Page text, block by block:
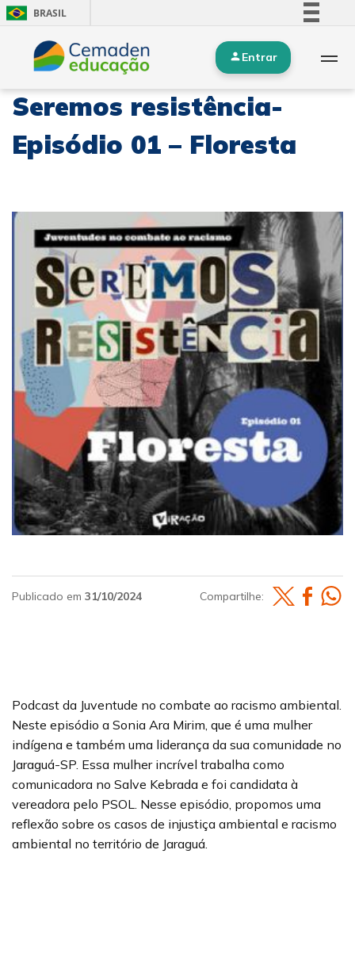
BRASIL
Simplifique!
Comunica BR
Acesso à informação
Legislação
Canais
Entrar
Seremos resistência-
Episódio 01 – Floresta
Publicado em 31/10/2024 Compartilhe:
Podcast da Juventude no combate ao racismo ambiental.
Neste episódio a Sonia Ara Mirim, que é uma mulher
indígena e também uma liderança da sua comunidade no
Jaraguá-SP. Essa mulher incrível trabalha como
comunicadora no Salve Kebrada e foi candidata à
vereadora pelo PSOL. Nesse episódio, propomos uma
reflexão sobre os casos de injustiça ambiental e racismo
ambiental no território de Jaraguá.